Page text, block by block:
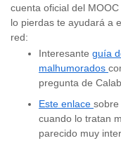
cuenta oficial del
lo pierdas te ayudará a
red:
Interesante guía
malhumorados
pregunta de
Este enlace sobre
cuando lo tratan
parecido muy